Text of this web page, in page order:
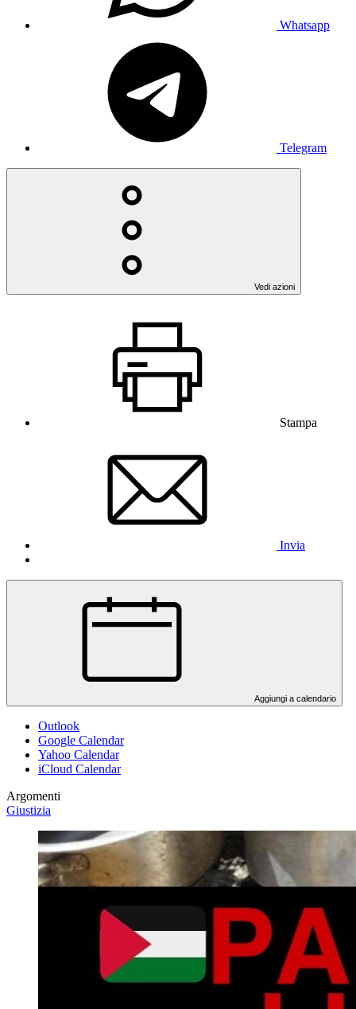
Whatsapp
Telegram
Vedi azioni
Stampa
Invia
Aggiungi a calendario
Outlook
Google Calendar
Yahoo Calendar
iCloud Calendar
Argomenti
Giustizia